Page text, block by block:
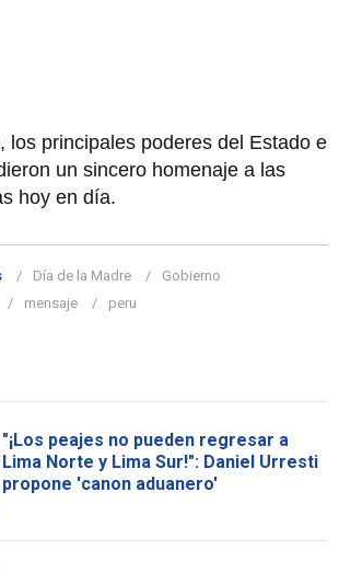
los principales poderes del Estado e
un sincero homenaje a las
hoy en día.
Día de la Madre
Gobierno
mensaje peru
"¡Los peajes no pueden regresar a
Lima Norte y Lima Sur!": Daniel Urresti
propone 'canon aduanero'